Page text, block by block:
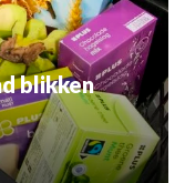
blikken